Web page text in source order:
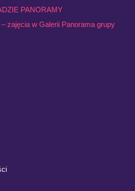
PANORAMY
zajęcia w Galerii Panorama grupy